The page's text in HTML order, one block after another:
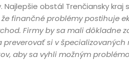
Najlepšie obstál Trenčiansky kraj
finančné problémy postihuje
Firmy by sa mali dôkladne
si v špecializovaných
aby sa vyhli možným